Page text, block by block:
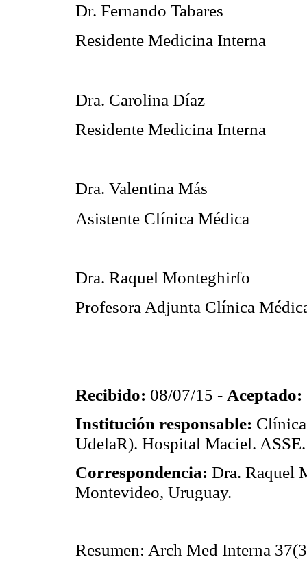
Dr. Fernando Tabares
Residente Medicina Interna
Dra. Carolina Díaz
Residente Medicina Interna
Dra. Valentina Más
Asistente Clínica Médica
Dra. Raquel Monteghirfo
Profesora Adjunta Clínica
Recibido: 08/07/15 - Aceptado:
Institución responsable:
UdelaR). Hospital Maciel. ASSE.
Correspondencia: Dra. Raquel
Montevideo, Uruguay.
Resumen: Arch Med Interna